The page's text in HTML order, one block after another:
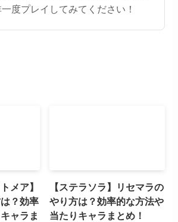
度プレイしてみてください！
メア】
？効率
ャラま
【ステラソラ】リセマラの
やり方は？効率的な方法や
当たりキャラまとめ！